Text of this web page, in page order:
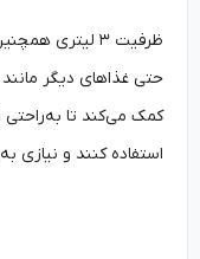
ظرفیت ۳ لیتری
حتی غذاهای دیگر مانند
کمک می‌کند تا به‌راحتی با
استفاده کنند و نیازی به